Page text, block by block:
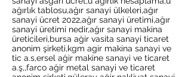
ağırlık tablosu,ağır sanayi ülkeleri,ağır
sanayi ücret 2022,ağır sanayi üretimi,ağır
sanayi üretimi nedir,ağır sanayi makina
üreticileri,bursa ağir vasita sanayi ticaret
anonim şirketi,kgm agir makina sanayi ve
tic a.s,ersel ağir makine sanayi ve ticaret
a.ş,,farco ağir metal sanayi ve ticaret